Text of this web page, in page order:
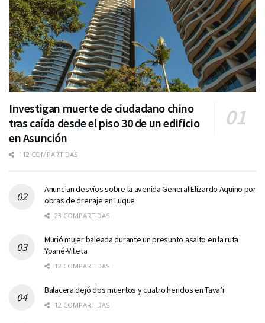
Investigan muerte de ciudadano chino
tras caída desde el piso 30 de un edificio
en Asunción
112 COMPARTIDAS
Anuncian desvíos sobre la avenida General Elizardo Aquino por
obras de drenaje en Luque
23 COMPARTIDAS
Murió mujer baleada durante un presunto asalto en la ruta
Ypané-Villeta
12 COMPARTIDAS
Balacera dejó dos muertos y cuatro heridos en Tava’i
12 COMPARTIDAS